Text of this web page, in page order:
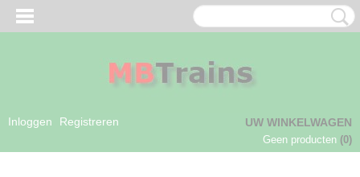
Inloggen Registreren UW WINKELWAGEN
Geen producten (0)